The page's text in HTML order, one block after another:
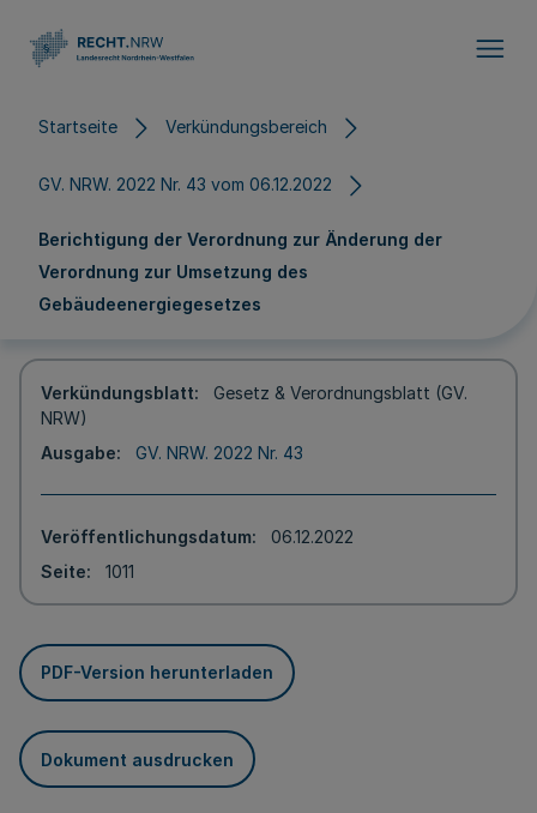
Startseite Verkündungsbereich
GV. NRW. 2022 Nr. 43 vom 06.12.2022
Berichtigung der Verordnung zur Änderung der
Verordnung zur Umsetzung des
Gebäudeenergiegesetzes
Verkündungsblatt
Gesetz & Verordnungsblatt (GV.
NRW)
Ausgabe
GV. NRW. 2022 Nr. 43
Veröffentlichungsdatum
06.12.2022
Seite
1011
PDF-Version herunterladen
Dokument ausdrucken